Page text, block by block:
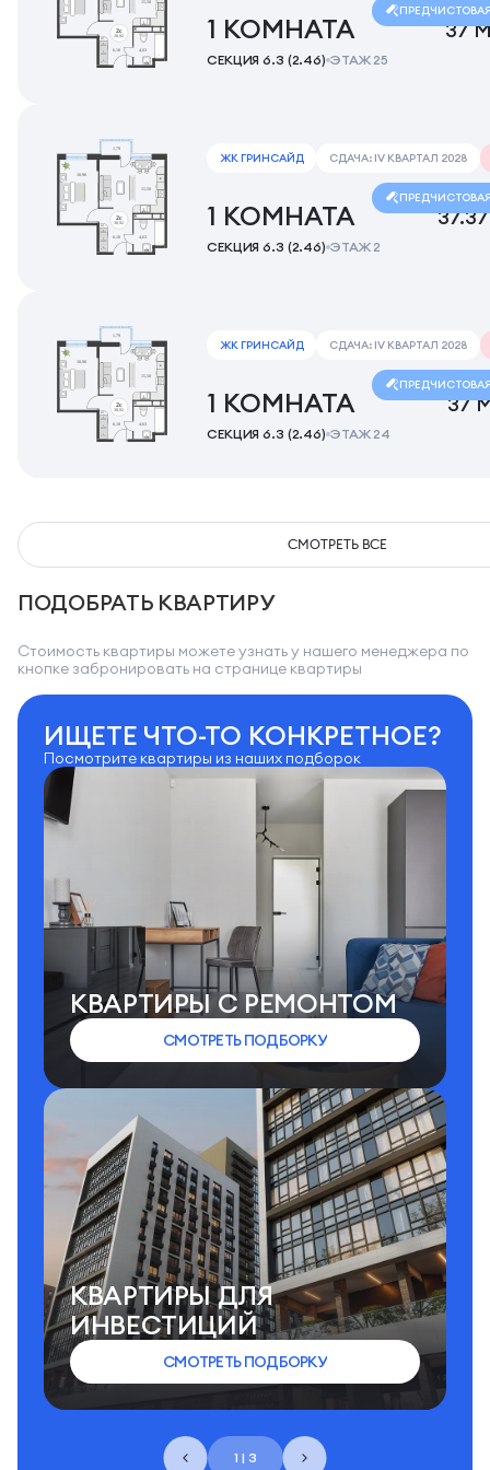
СМОТРЕТЬ ВСЕ
1 КОМНАТА
СЕКЦИЯ 6.3 (2.46) ЭТАЖ 25
37
ЖК ГРИНСАЙД СДАЧА: IV КВАРТАЛ 2028
1 КОМНАТА
СЕКЦИЯ 6.3 (2.46) ЭТАЖ 2
ЖК ГРИНСАЙД СДАЧА: IV КВАРТАЛ 2028
1 КОМНАТА
СЕКЦИЯ 6.3 (2.46) ЭТАЖ 24
37
ПОДОБРАТЬ КВАРТИРУ
Стоимость квартиры можете узнать у нашего менеджера по
кнопке забронировать на странице квартиры
ИЩЕТЕ ЧТО-ТО КОНКРЕТНОЕ?
Посмотрите квартиры из наших подборок
1 | 3
КВАРТИРЫ C РЕМОНТОМ
СМОТРЕТЬ ПОДБОРКУ
КВАРТИРЫ ДЛЯ
ИНВЕСТИЦИЙ
СМОТРЕТЬ ПОДБОРКУ